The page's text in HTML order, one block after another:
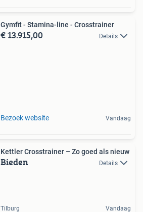
Gymfit - Stamina-line - Crosstrainer
€ 13.915,00 Details
Bezoek website Vandaag
Kettler Crosstrainer – Zo goed als nieuw
Bieden Details
Tilburg Vandaag